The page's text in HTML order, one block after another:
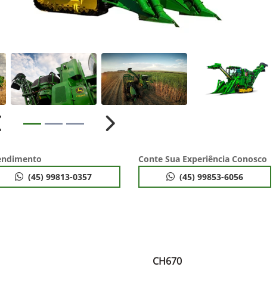
Próximo
(45) 99813-0357
Conte Sua Experiência Conosco
(45) 99853-6056
CH670